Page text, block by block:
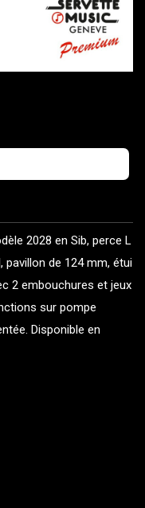
2028 en Sib, perce L
pavillon de 124 mm, étui
2 embouchures et jeux
sur pompe
Disponible en